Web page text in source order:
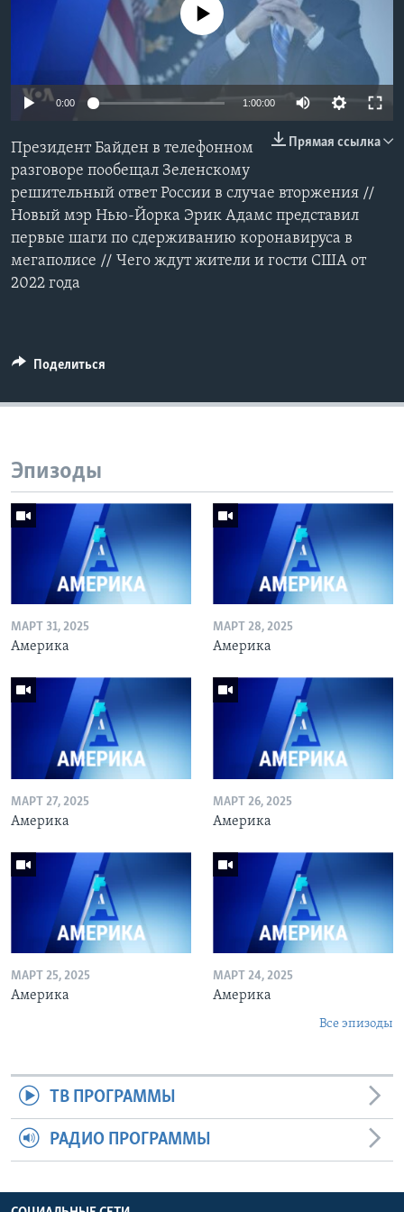
Learning English
СОЦИАЛЬНЫЕ СЕТИ
Языки
No media source currently available
0:00 1:00:00
Прямая ссылка
Президент Байден в телефонном
разговоре пообещал Зеленскому
решительный ответ России в случае вторжения //
Новый мэр Нью-Йорка Эрик Адамс представил
первые шаги по сдерживанию коронавируса в
мегаполисе // Чего ждут жители и гости США от
2022 года
Поделиться
Эпизоды
МАРТ 31, 2025
Америка
МАРТ 28, 2025
Америка
МАРТ 27, 2025
Америка
МАРТ 26, 2025
Америка
МАРТ 25, 2025
Америка
МАРТ 24, 2025
Америка
Все эпизоды
ТВ ПРОГРАММЫ
РАДИО ПРОГРАММЫ